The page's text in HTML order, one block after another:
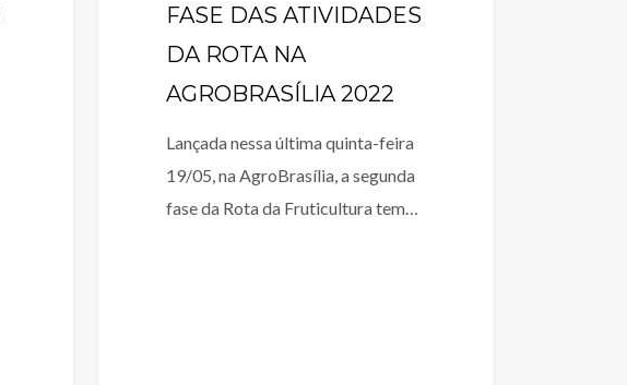
FASE DAS ATIVIDADES
DA ROTA NA
AGROBRASÍLIA 2022
Lançada nessa última quinta-feira
19/05, na AgroBrasília, a segunda
fase da Rota da Fruticultura tem…